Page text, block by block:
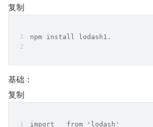
复制
npm install lodash1.
基础：
复制
import _ from 'lodash'